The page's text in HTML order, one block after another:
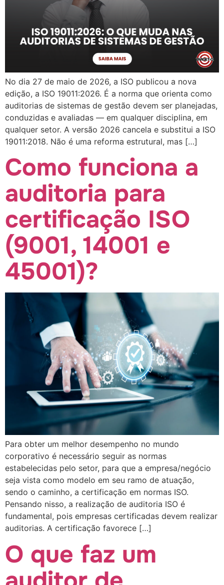
No dia 27 de maio de 2026, a ISO publicou a nova
edição, a ISO 19011:2026. É a norma que orienta como
auditorias de sistemas de gestão devem ser planejadas,
conduzidas e avaliadas — em qualquer disciplina, em
qualquer setor. A versão 2026 cancela e substitui a ISO
19011:2018. Não é uma reforma estrutural, mas […]
Como funciona a
auditoria para
certificação ISO
(9001, 14001 e
45001)?
Para obter um melhor desempenho no mundo
corporativo é necessário seguir as normas
estabelecidas pelo setor, para que a empresa/negócio
seja vista como modelo em seu ramo de atuação,
sendo o caminho, a certificação em normas ISO.
Pensando nisso, a realização de auditoria ISO é
fundamental, pois empresas certificadas devem realizar
auditorias. A certificação favorece […]
O que faz um